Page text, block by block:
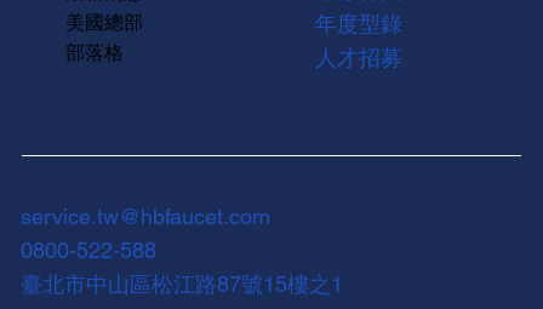
service.tw@hbfaucet.com
0800-522-588
臺北市中山區松江路87號15樓之1
美國總部
部落格
年度型錄
人才招募